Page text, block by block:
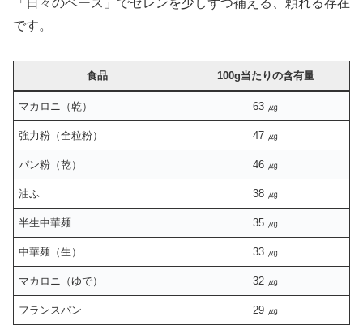
「日々のベース」でセレンを少しずつ補える、頼れる存在
です。
食品 100g当たりの含有量
マカロニ（乾） 63 ㎍
強力粉（全粒粉） 47 ㎍
パン粉（乾） 46 ㎍
油ふ 38 ㎍
半生中華麺 35 ㎍
中華麺（生） 33 ㎍
マカロニ（ゆで） 32 ㎍
フランスパン 29 ㎍